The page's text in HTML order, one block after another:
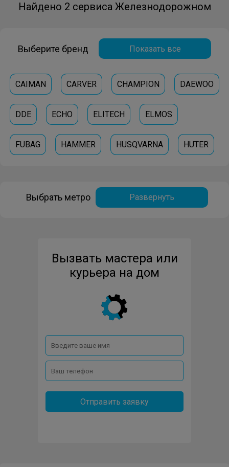
Найдено 2 сервиса Железнодорожном
Выберите бренд Показать все
CAIMAN CARVER CHAMPION DAEWOO
DDE ECHO ELITECH ELMOS
FUBAG HAMMER HUSQVARNA HUTER
Выбрать метро Развернуть
Вызвать мастера или
курьера на дом
Отправить заявку